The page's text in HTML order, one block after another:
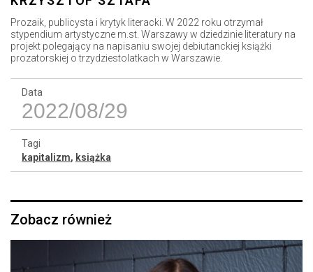
Prozaik, publicysta i krytyk literacki. W 2022 roku otrzymał
stypendium artystyczne m.st. Warszawy w dziedzinie literatury na
projekt polegający na napisaniu swojej debiutanckiej książki
prozatorskiej o trzydziestolatkach w Warszawie.
Data
2022/08/29
Tagi
kapitalizm, książka
Zobacz również